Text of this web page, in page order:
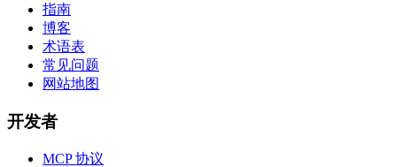
指南
博客
术语表
常见问题
网站地图
开发者
MCP 协议